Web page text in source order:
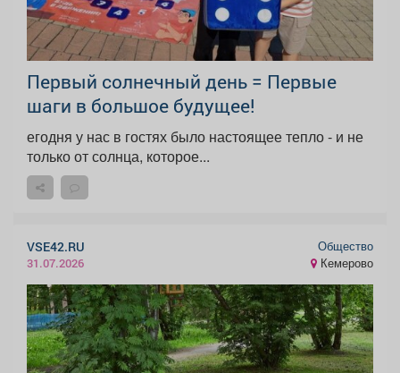
Первый солнечный день = Первые
шаги в большое будущее!
егодня у нас в гостях было настоящее тепло - и не
только от солнца, которое...
VSE42.RU
31.07.2026
Общество
Кемерово